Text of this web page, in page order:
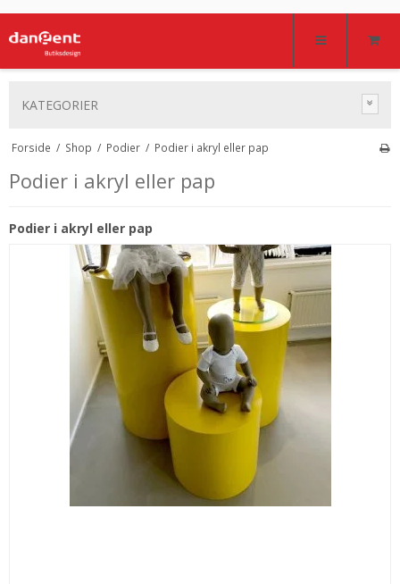
KATEGORIER
Forside / Shop / Podier / Podier i akryl eller pap
Podier i akryl eller pap
Podier i akryl eller pap